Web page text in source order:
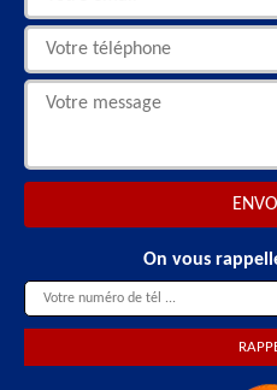
On vous